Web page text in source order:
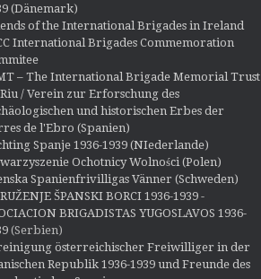
(Dänemark)
of the International Brigades in Ireland
International Brigades Commemoration
– The International Brigade Memorial Trust
/ Verein zur Erforschung des
und historischen Erbes der
de l'Ebro (Spanien)
Spanje 1936-1939 (NIederlande)
Ochotnicy Wolności (Polen)
Spanienfrivilligas Vänner (Schweden)
ŠPANSKI BORCI 1936-1939 -
BRIGADISTAS YUGOSLAVOS 1936-
(Serbien)
österreichischer Freiwilliger in der
Republik 1936-1939 und Freunde des